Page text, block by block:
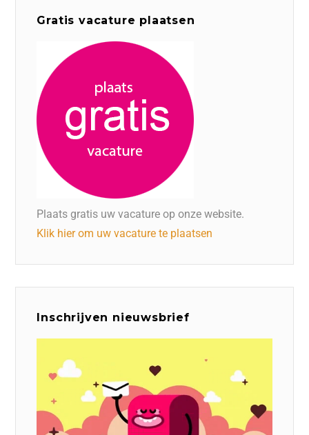
Gratis vacature plaatsen
Plaats gratis uw vacature op onze website.
Klik hier om uw vacature te plaatsen
Inschrijven nieuwsbrief